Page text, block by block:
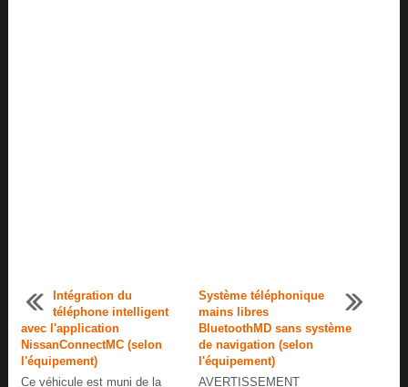
Intégration du
téléphone intelligent
avec l'application
NissanConnectMC (selon
l'équipement)
Ce véhicule est muni de la
Système téléphonique
mains libres
BluetoothMD sans système
de navigation (selon
l'équipement)
AVERTISSEMENT